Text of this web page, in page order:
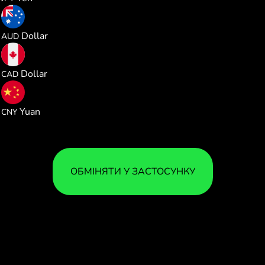
AUD Dollar
CAD Dollar
CNY Yuan
ОБМІНЯТИ У ЗАСТОСУНКУ